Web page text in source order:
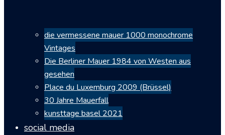
die vermessene mauer 1000 monochrome
Vintages
Die Berliner Mauer 1984 von Westen aus
gesehen
Place du Luxemburg 2009 (Brüssel)
30 Jahre Mauerfall
kunsttage basel 2021
social media